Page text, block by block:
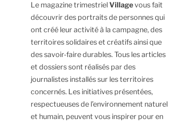
Le magazine trimestrielVillagevous fait
découvrir des portraits de personnes qui
ont créé leur activité à la campagne, des
territoires solidaires et créatifs ainsi que
des savoir-faire durables.Tous les articles
et dossiers sont réalisés par des
journalistes installés sur les territoires
concernés. Les initiatives présentées,
respectueuses de l’environnement naturel
et humain, peuvent vous inspirer pour en